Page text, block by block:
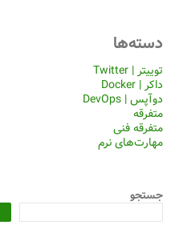
دسته‌ها
توییتر | Twitter
داکر | Docker
دوآپس | DevOps
متفرقه
متفرقه فنی
مهارت‌های نرم
جستجو